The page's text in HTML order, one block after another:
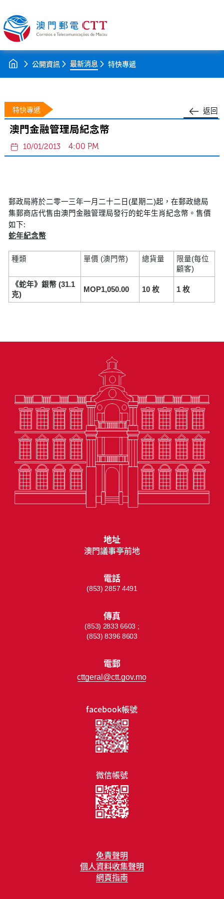
公開資訊 最新消息 特快專遞
返回
特快專遞
澳門金融管理局紀念幣
10/01/2013 4:00 PM
郵政局將於二零一三年一月二十二日(星期二)起，在郵政總局
集郵商店代售由澳門金融管理局發行的蛇年生肖紀念幣。售價
如下:
蛇年紀念幣
種類 單價 (澳門幣) 總貨量
限量(每位
顧客)
《蛇年》銀幣 (31.1
克)
MOP1,050.00 10枚 1枚
免責聲明
個人資料收集聲明
網頁指南
facebook帳號
微信帳號
地址
澳門議事亭前地
電話
(853) 2857 4491
傳真
(853) 2833 6603 ;
(853) 8396 8603
電郵
cttgeral@ctt.gov.mo